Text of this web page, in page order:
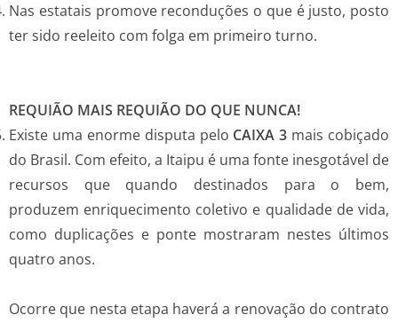
Nas estatais promove reconduções o que é justo, posto
ter sido reeleito com folga em primeiro turno.
REQUIÃO MAIS REQUIÃO DO QUE NUNCA!
Existe uma enorme disputa pelo CAIXA 3 mais cobiçado
do Brasil. Com efeito, a Itaipu é uma fonte inesgotável de
recursos que quando destinados para o bem,
produzem enriquecimento coletivo e qualidade de vida,
como duplicações e ponte mostraram nestes últimos
quatro anos.
Ocorre que nesta etapa haverá a renovação do contrato